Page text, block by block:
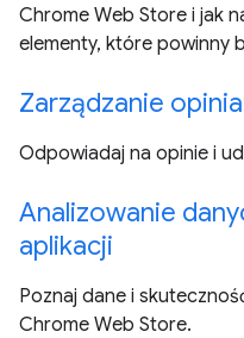
Chrome Web Store i jak
elementy, które powinny
Zarządzanie
Odpowiadaj na opinie i
Analizowanie
aplikacji
Poznaj dane i
Chrome Web Store.